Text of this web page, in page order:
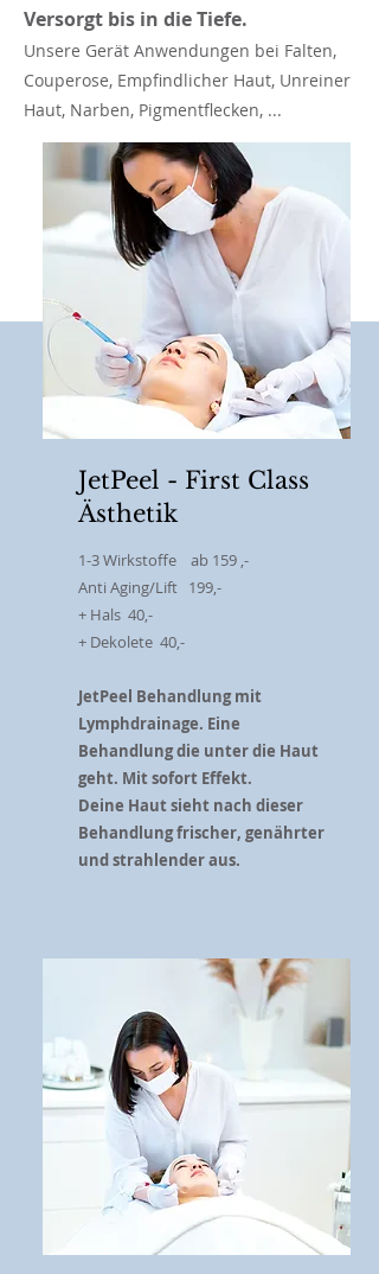
Versorgt bis in die Tiefe.
Unsere Gerät Anwendungen bei Falten,
Couperose, Empfindlicher Haut, Unreiner
Haut, Narben, Pigmentflecken, ...
JetPeel - First Class
Ästhetik
1-3 Wirkstoffe ab 159 ,-
Anti Aging/Lift 199,-
+ Hals 40,-
+ Dekolete 40,-
JetPeel Behandlung mit
Lymphdrainage. Eine
Behandlung die unter die Haut
geht. Mit sofort Effekt.
Deine Haut sieht nach dieser
Behandlung frischer, genährter
und strahlender aus.